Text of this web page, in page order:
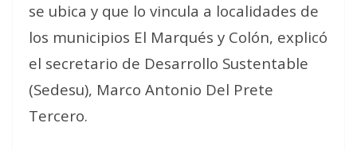
se ubica y que lo vincula a localidades de
los municipios El Marqués y Colón, explicó
el secretario de Desarrollo Sustentable
(Sedesu), Marco Antonio Del Prete
Tercero.